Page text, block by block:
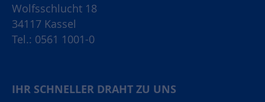
Wolfsschlucht 18
34117 Kassel
Tel.: 0561 1001-0
IHR SCHNELLER DRAHT ZU UNS